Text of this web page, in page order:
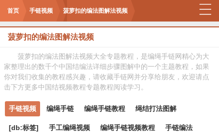
首页 手链视频 菠萝扣的编法图解法视频
菠萝扣的编法图解法视频
菠萝扣的编法图解法视频大全专题教程，是编绳手链网精心为大
家整理出的数千个中国结编法详细步骤图解中的一个主题教程，如果
你对我们收集的教程感兴趣，请收藏手链网并分享给朋友，欢迎请点
击下方更多中国结视频教程专题教程阅读学习。
手链视频 编绳手链 编绳手链教程 绳结打法图解
[db:标签] 手工编绳视频 编绳手链视频教程 手链编法